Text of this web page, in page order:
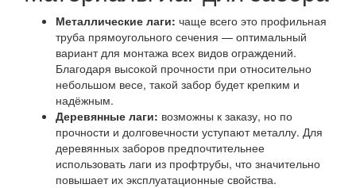
Металлические лаги: чаще всего это профильная
труба прямоугольного сечения — оптимальный
вариант для монтажа всех видов ограждений.
Благодаря высокой прочности при относительно
небольшом весе, такой забор будет крепким и
надёжным.
Деревянные лаги: возможны к заказу, но по
прочности и долговечности уступают металлу. Для
деревянных заборов предпочтительнее
использовать лаги из профтрубы, что значительно
повышает их эксплуатационные свойства.